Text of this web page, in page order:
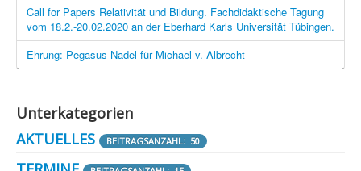
Call for Papers Relativität und Bildung. Fachdidaktische Tagung
vom 18.2.-20.02.2020 an der Eberhard Karls Universität Tübingen.
Ehrung: Pegasus-Nadel für Michael v. Albrecht
Unterkategorien
AKTUELLES
BEITRAGSANZAHL: 50